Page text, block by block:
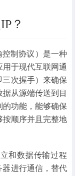
？
控制协议）是一种
于现代互联网通
次握手）来确保
从源端传送到目
功能，能够确保
按顺序并且完整地
和数据传输过程
器进行通信，替代